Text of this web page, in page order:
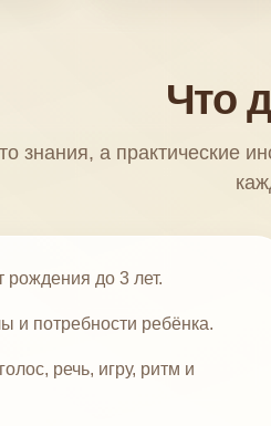
Что
знания, а практические
рождения до 3 лет.
и потребности ребёнка.
речь, игру, ритм и